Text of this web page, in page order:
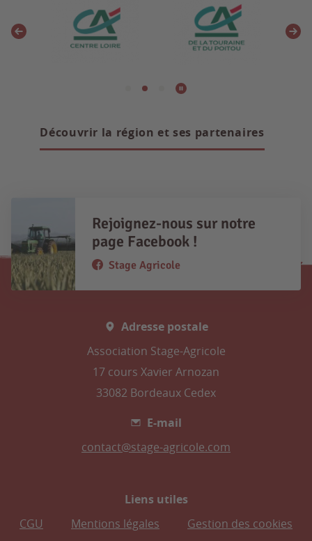
Découvrir la région et ses partenaires
Rejoignez-nous sur notre
page Facebook !
Stage Agricole
Adresse postale
Association Stage-Agricole
17 cours Xavier Arnozan
33082 Bordeaux Cedex
E-mail
contact@stage-agricole.com
Liens utiles
CGU
Mentions légales Gestion des cookies